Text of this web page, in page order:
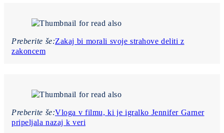
Preberite še:Zakaj bi morali svoje strahove deliti z
zakoncem
Preberite še:Vloga v filmu, ki je igralko Jennifer Garner
pripeljala nazaj k veri